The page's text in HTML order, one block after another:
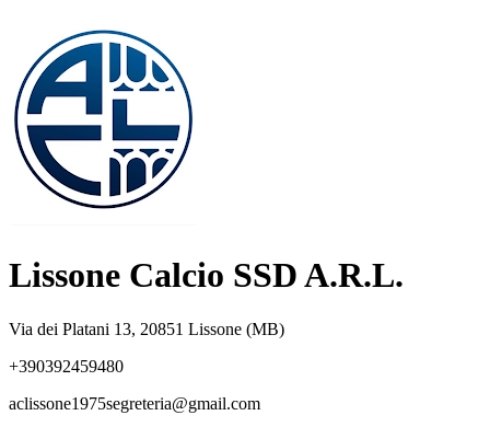
Lissone Calcio SSD A.R.L.
Via dei Platani 13, 20851 Lissone (MB)
+390392459480
aclissone1975segreteria@gmail.com